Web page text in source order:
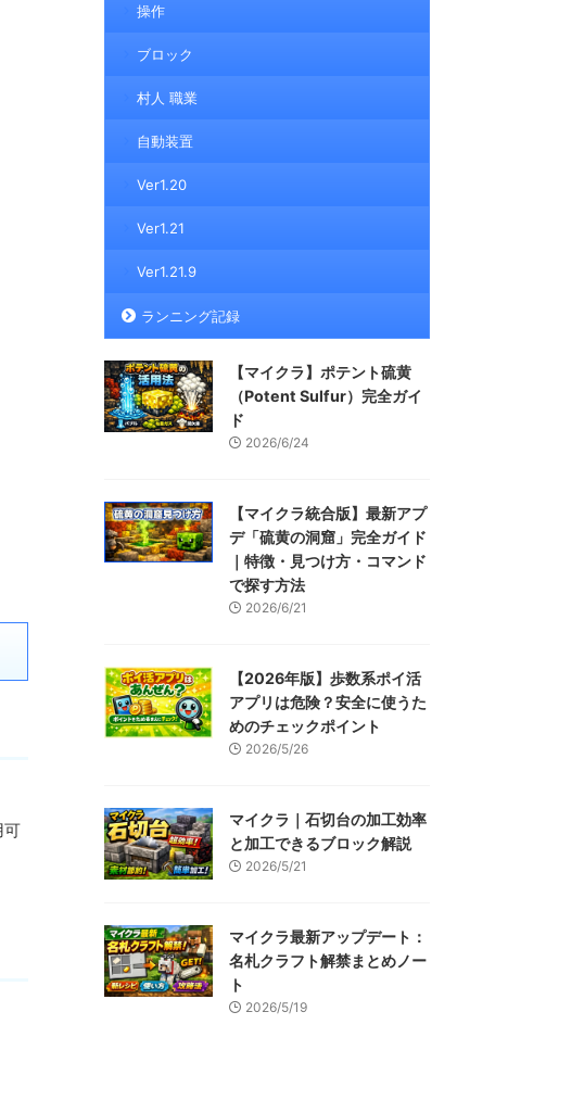
可
操作
ブロック
村人 職業
自動装置
Ver1.20
Ver1.21
Ver1.21.9
ランニング記録
【マイクラ】ポテント硫黄
（Potent Sulfur）完全ガイ
ド
2026/6/24
【マイクラ統合版】最新アプ
デ「硫黄の洞窟」完全ガイド
｜特徴・見つけ方・コマンド
で探す方法
2026/6/21
【2026年版】歩数系ポイ活
アプリは危険？安全に使うた
めのチェックポイント
2026/5/26
マイクラ｜石切台の加工効率
と加工できるブロック解説
2026/5/21
マイクラ最新アップデート：
名札クラフト解禁まとめノー
ト
2026/5/19